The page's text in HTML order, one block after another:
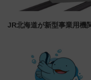
JR北海道が新型事業用機